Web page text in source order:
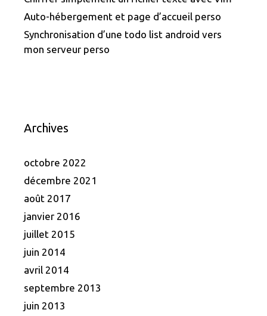
Auto-hébergement et page d’accueil perso
Synchronisation d’une todo list android vers
mon serveur perso
Archives
octobre 2022
décembre 2021
août 2017
janvier 2016
juillet 2015
juin 2014
avril 2014
septembre 2013
juin 2013